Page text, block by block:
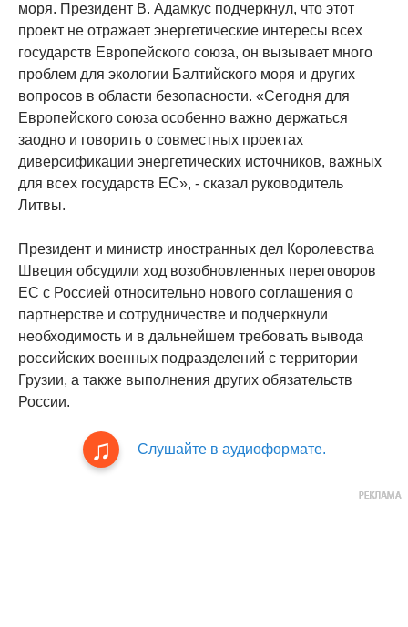
моря. Президент В. Адамкус подчеркнул, что этот
проект не отражает энергетические интересы всех
государств Европейского союза, он вызывает много
проблем для экологии Балтийского моря и других
вопросов в области безопасности. «Сегодня для
Европейского союза особенно важно держаться
заодно и говорить о совместных проектах
диверсификации энергетических источников, важных
для всех государств ЕС», - сказал руководитель
Литвы.
Президент и министр иностранных дел Королевства
Швеция обсудили ход возобновленных переговоров
ЕС с Россией относительно нового соглашения о
партнерстве и сотрудничестве и подчеркнули
необходимость и в дальнейшем требовать вывода
российских военных подразделений с территории
Грузии, а также выполнения других обязательств
России.
Слушайте в аудиоформате.